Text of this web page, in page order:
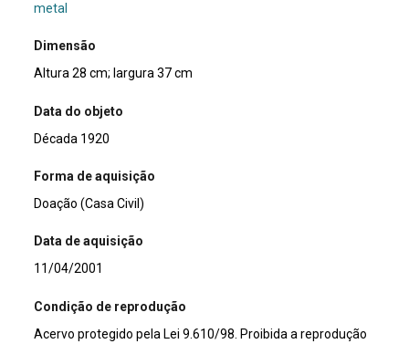
metal
Dimensão
Altura 28 cm; largura 37 cm
Data do objeto
Década 1920
Forma de aquisição
Doação (Casa Civil)
Data de aquisição
11/04/2001
Condição de reprodução
Acervo protegido pela Lei 9.610/98. Proibida a reprodução